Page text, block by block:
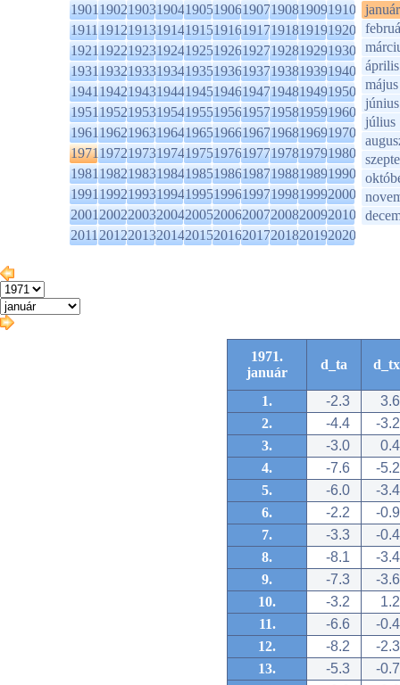
1901190219031904190519061907190819091910
1911191219131914191519161917191819191920
1921192219231924192519261927192819291930
1931193219331934193519361937193819391940
1941194219431944194519461947194819491950
1951195219531954195519561957195819591960
1961196219631964196519661967196819691970
1971197219731974197519761977197819791980
1981198219831984198519861987198819891990
1991199219931994199519961997199819992000
2001200220032004200520062007200820092010
2011201220132014201520162017201820192020
január
április
május
június
július
1971.
január
d_ta d_tx
1. -2.3
3.6
2.
-4.4
-3.2
3.
-3.0
0.4
4.
-7.6
-5.2
5.
-6.0
-3.4
6.
-2.2
-0.9
7.
-3.3
-0.4
8.
-8.1
-3.4
9.
-7.3
-3.6
10.
-3.2
1.2
11.
-6.6
-0.4
12.
-8.2
-2.3
13.
-5.3
-0.7